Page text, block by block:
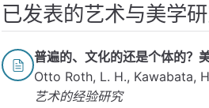
已发表的艺术与美学
普遍的、文化的还是个体的？
Otto Roth, L. H., Kawabata,
艺术的经验研究